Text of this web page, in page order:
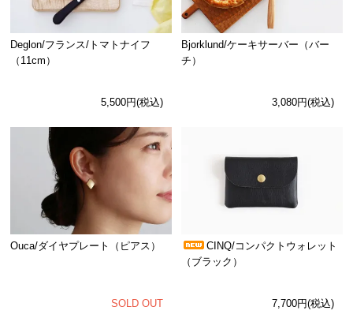
Deglon/フランス/トマトナイフ
（11cm）
5,500円(税込)
Bjorklund/ケーキサーバー（バー
チ）
3,080円(税込)
Ouca/ダイヤプレート（ピアス）
SOLD OUT
CINQ/コンパクトウォレット
（ブラック）
7,700円(税込)